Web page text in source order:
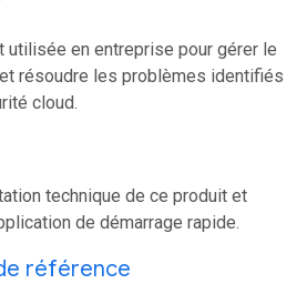
utilisée en entreprise pour gérer le
résoudre les problèmes identifiés
cloud.
technique de ce produit et
de démarrage rapide.
référence